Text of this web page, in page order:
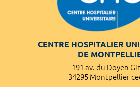
CENTRE HOSPITALIER
DE
191 av. du Doyen
34295 Montpellier